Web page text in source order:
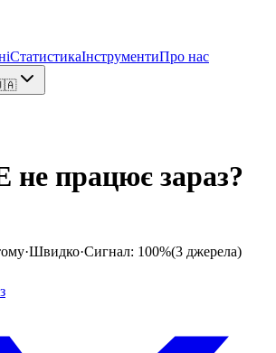
СтатистикаІнструментиПро нас
не працює зараз?
·Швидко·Сигнал: 100%(3 джерела)